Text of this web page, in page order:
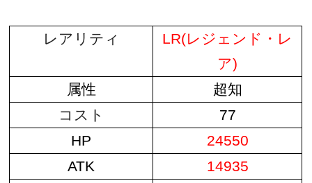
レアリティ
LR(レジェンド・レ
ア)
属性
超知
コスト
77
HP
24550
ATK
14935